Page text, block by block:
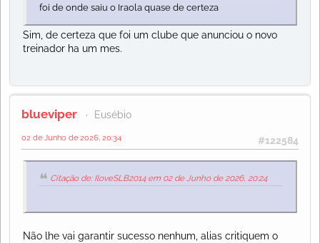
foi de onde saiu o Iraola quase de certeza
Sim, de certeza que foi um clube que anunciou o novo
treinador ha um mes.
blueviper Eusébio
#122584
02 de Junho de 2026, 20:34
Citação de: IloveSLB2014 em 02 de Junho de 2026, 20:24
Não lhe vai garantir sucesso nenhum, alias critiquem o